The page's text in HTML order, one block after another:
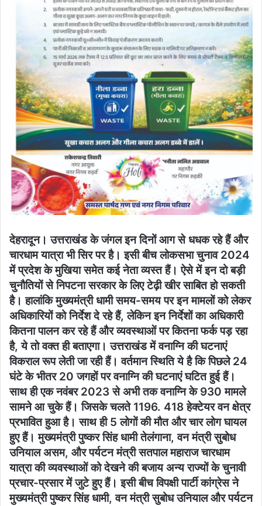
देहरादून। उत्तराखंड के जंगल इन दिनों आग से धधक रहे हैं और
चारधाम यात्रा भी सिर पर है। इसी बीच लोकसभा चुनाव 2024
में प्रदेश के मुखिया समेत कई नेता व्यस्त हैं। ऐसे में इन दो बड़ी
चुनौतियों से निपटना सरकार के लिए टेढ़ी खीर साबित हो सकती
है। हालांकि मुख्यमंत्री धामी समय-समय पर इन मामलों को लेकर
अधिकारियों को निर्देश दे रहे हैं, लेकिन इन निर्देशों का अधिकारी
कितना पालन कर रहे हैं और व्यवस्थाओं पर कितना फर्क पड़ रहा
है, ये तो वक्त ही बताएगा। उत्तराखंड में वनाग्नि की घटनाएं
विकराल रूप लेती जा रही हैं। वर्तमान स्थिति ये है कि पिछले 24
घंटे के भीतर 20 जगहों पर वनाग्नि की घटनाएं घटित हुई हैं।
साथ ही एक नवंबर 2023 से अभी तक वनाग्नि के 930 मामले
सामने आ चुके हैं। जिसके चलते 1196. 418 हेक्टेयर वन क्षेत्र
प्रभावित हुआ है। साथ ही 5 लोगों की मौत और चार लोग घायल
हुए हैं। मुख्यमंत्री पुष्कर सिंह धामी तेलंगाना, वन मंत्री सुबोध
उनियाल असम, और पर्यटन मंत्री सतपाल महाराज चारधाम
यात्रा की व्यवस्थाओं को देखने की बजाय अन्य राज्यों के चुनावी
प्रचार-प्रसार में जुटे हुए हैं। इसी बीच विपक्षी पार्टी कांग्रेस ने
मुख्यमंत्री पुष्कर सिंह धामी, वन मंत्री सुबोध उनियाल और पर्यटन